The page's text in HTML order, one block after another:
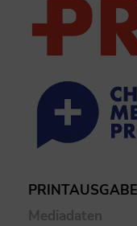
PRINTAUSGABE
Mediadaten